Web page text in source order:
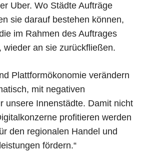
Uber. Wo Städte Aufträge
sie darauf bestehen können,
im Rahmen des Auftrages
wieder an sie zurückfließen.
Plattformökonomie verändern
mit negativen
unsere Innenstädte. Damit nicht
profitieren werden
den regionalen Handel und
fördern.“